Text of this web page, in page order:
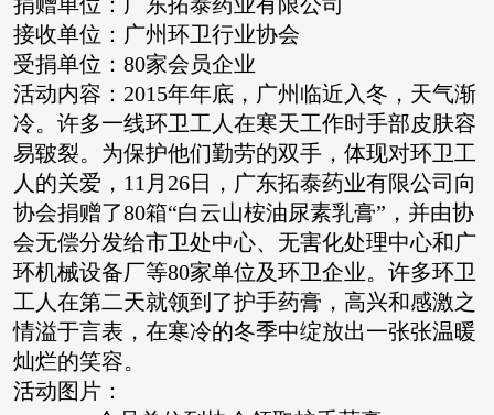
接收单位：广州环卫行业协会
受捐单位：80家会员企业
活动内容：2015年年底，广州临近入冬，天气渐
冷。许多一线环卫工人在寒天工作时手部皮肤容
易皲裂。为保护他们勤劳的双手，体现对环卫工
人的关爱，11月26日，广东拓泰药业有限公司向
协会捐赠了80箱“白云山桉油尿素乳膏”，并由协
会无偿分发给市卫处中心、无害化处理中心和广
环机械设备厂等80家单位及环卫企业。许多环卫
工人在第二天就领到了护手药膏，高兴和感激之
情溢于言表，在寒冷的冬季中绽放出一张张温暖
灿烂的笑容。
活动图片：